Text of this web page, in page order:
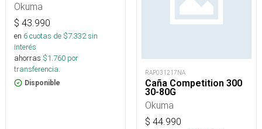
Okuma
$ 43.990
en 6cuotas de $7.332sin
interés
ahorras $1.760 por
transferencia.
Disponible
RAP031217NA
Caña Competition 300
30-80G
Okuma
$ 44.990